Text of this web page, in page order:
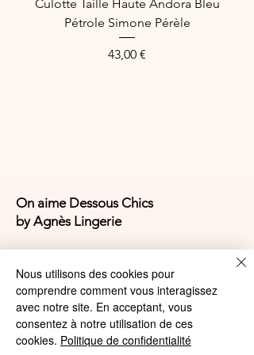
Polyamide 25% Élasthanne
Culotte Taille Haute Andora Bleu
Pétrole Simone Pérèle
Price
43,00 €
On aime Dessous Chics
by Agnès Lingerie
4,9/5
Nous utilisons des cookies pour
comprendre comment vous interagissez
avec notre site. En acceptant, vous
consentez à notre utilisation de ces
cookies. Politique de confidentialité